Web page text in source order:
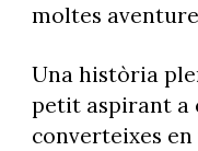
moltes
Una història
petit aspirant a
converteixes